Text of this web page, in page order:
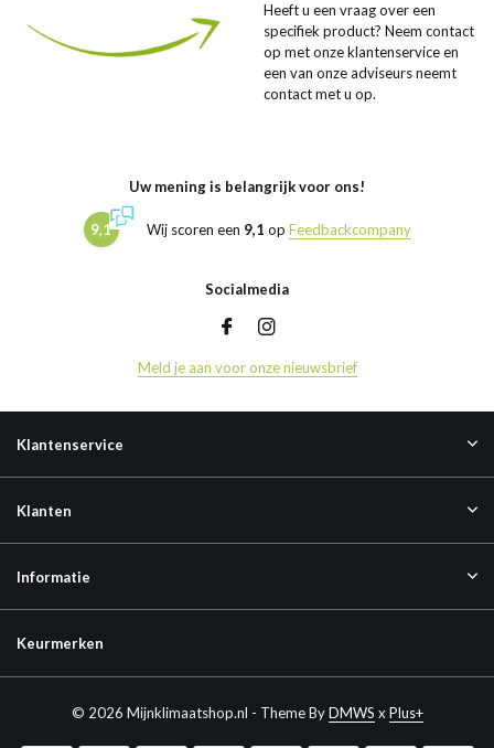
Heeft u een vraag over een
specifiek product? Neem contact
op met onze klantenservice en
een van onze adviseurs neemt
contact met u op.
Uw mening is belangrijk voor ons!
9,1 Wij scoren een 9,1 op Feedbackcompany
Socialmedia
Meld je aan voor onze nieuwsbrief
Klantenservice
Klanten
Informatie
Keurmerken
© 2026 Mijnklimaatshop.nl - Theme ByDMWS x Plus+